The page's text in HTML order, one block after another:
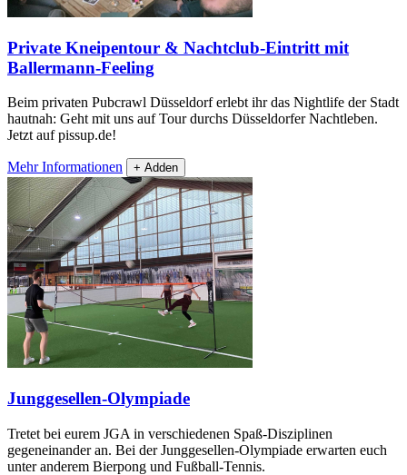
Private Kneipentour & Nachtclub-Eintritt mit
Ballermann-Feeling
Beim privaten Pubcrawl Düsseldorf erlebt ihr das Nightlife der Stadt
hautnah: Geht mit uns auf Tour durchs Düsseldorfer Nachtleben.
Jetzt auf pissup.de!
Mehr Informationen + Adden
Junggesellen-Olympiade
Tretet bei eurem JGA in verschiedenen Spaß-Disziplinen
gegeneinander an. Bei der Junggesellen-Olympiade erwarten euch
unter anderem Bierpong und Fußball-Tennis.